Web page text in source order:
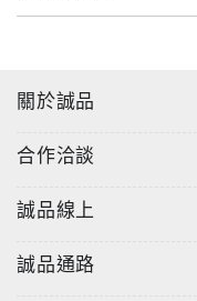
特別報導
興櫃飆股背後的台積鏈
關於誠品
合作洽談
誠品線上
誠品通路